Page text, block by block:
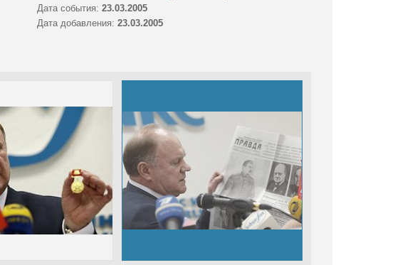
Дата события: 23.03.2005
Дата добавления: 23.03.2005